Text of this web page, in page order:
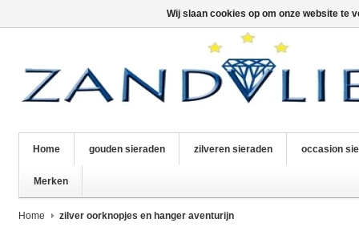
Home gouden sieraden zilveren sieraden occasion
Merken
Home zilver oorknopjes en hanger aventurijn
Wij slaan cookies op om onze website te